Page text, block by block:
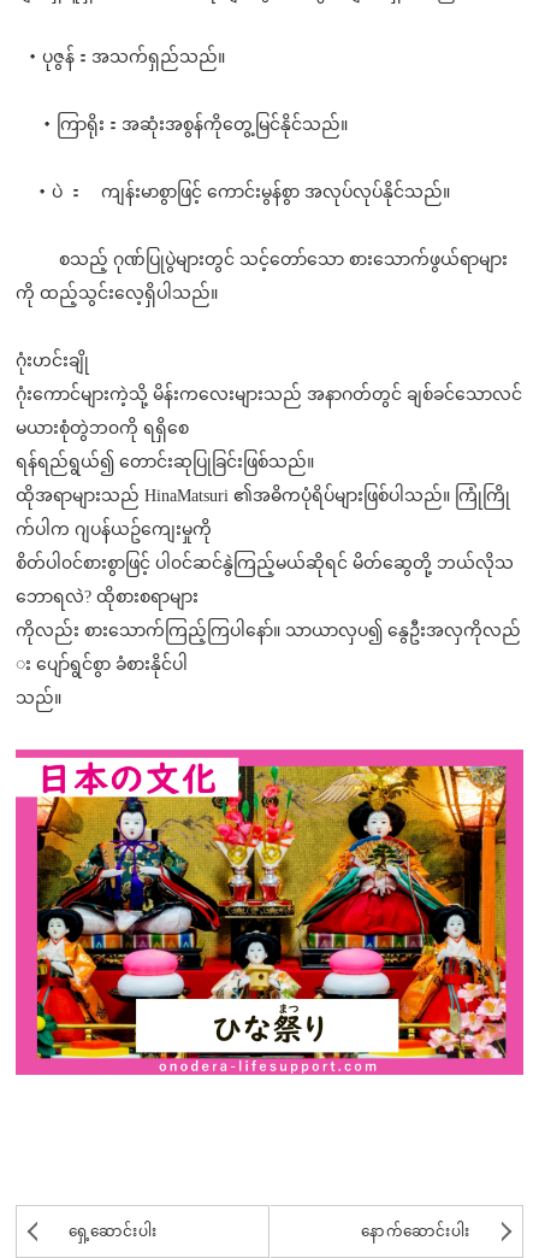
・ပုဇွန်：အသက်ရှည်သည်။
・ကြာရိုး：အဆုံးအစွန်ကိုတွေ့မြင်နိုင်သည်။
・ပဲ ： ကျန်းမာစွာဖြင့် ကောင်းမွန်စွာ အလုပ်လုပ်နိုင်သည်။
စသည့် ဂုဏ်ပြုပွဲများတွင် သင့်တော်သော စားသောက်ဖွယ်ရာများ
ကို ထည့်သွင်းလေ့ရှိပါသည်။
ဂုံးဟင်းချို
ဂုံးကောင်များကဲ့သို့ မိန်းကလေးများသည် အနာဂတ်တွင် ချစ်ခင်သောလင်
မယားစုံတွဲဘ၀ကို ရရှိစေ
ရန်ရည်ရွယ်၍ တောင်းဆုပြုခြင်းဖြစ်သည်။
ထိုအရာများသည် HinaMatsuri ၏အဓိကပုံရိပ်များဖြစ်ပါသည်။ ကြုံကြို
က်ပါက ဂျပန်ယဥ်ကျေးမှုကို
စိတ်ပါ၀င်စားစွာဖြင့် ပါ၀င်ဆင်နွဲကြည့်မယ်ဆိုရင် မိတ်ဆွေတို့ ဘယ်လိုသ
ဘောရလဲ? ထိုစားစရာများ
ကိုလည်း စားသောက်ကြည့်ကြပါနော်။ သာယာလှပ၍ နွေဦးအလှကိုလည်
း ပျော်ရွင်စွာ ခံစားနိုင်ပါ
သည်။
ရှေ့ဆောင်းပါး နောက်ဆောင်းပါး